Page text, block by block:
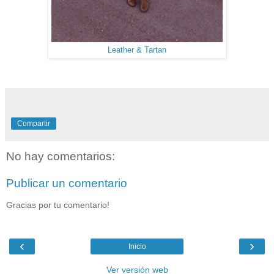
Leather & Tartan
Compartir
No hay comentarios:
Publicar un comentario
Gracias por tu comentario!
‹ ›
Inicio
Ver versión web